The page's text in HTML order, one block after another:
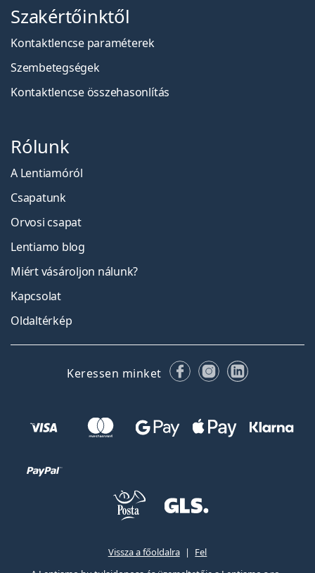
Szakértőinktől
Kontaktlencse paraméterek
Szembetegségek
Kontaktlencse összehasonlítás
Rólunk
A Lentiamóról
Csapatunk
Orvosi csapat
Lentiamo blog
Miért vásároljon nálunk?
Kapcsolat
Oldaltérkép
Keressen minket FacebookInstagram
LinkedIn
Vissza a főoldalra
Fel